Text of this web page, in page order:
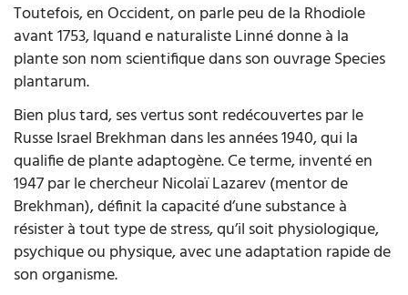
Toutefois, en Occident, on parle peu de la Rhodiole
avant 1753, lquand e naturaliste Linné donne à la
plante son nom scientifique dans son ouvrage Species
plantarum.
Bien plus tard, ses vertus sont redécouvertes par le
Russe Israel Brekhman dans les années 1940, qui la
qualifie de plante adaptogène. Ce terme, inventé en
1947 par le chercheur Nicolaï Lazarev (mentor de
Brekhman), définit la capacité d’une substance à
résister à tout type de stress, qu’il soit physiologique,
psychique ou physique, avec une adaptation rapide de
son organisme.